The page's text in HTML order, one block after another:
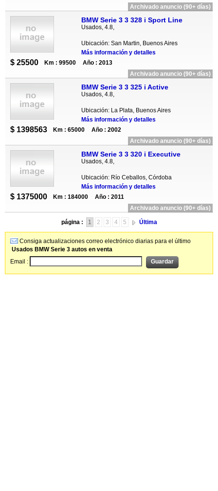
Archivado anuncio (90+ días)
BMW Serie 3 3 328 i Sport Line
Usados, 4.8,
Ubicación: San Martin, Buenos Aires
Más información y detalles
$ 25500 Km : 99500
Año : 2013
Archivado anuncio (90+ días)
BMW Serie 3 3 325 i Active
Usados, 4.8,
Ubicación: La Plata, Buenos Aires
Más información y detalles
$ 1398563 Km : 65000
Año : 2002
Archivado anuncio (90+ días)
BMW Serie 3 3 320 i Executive
Usados, 4.8,
Ubicación: Río Ceballos, Córdoba
Más información y detalles
$ 1375000 Km : 184000
Año : 2011
Archivado anuncio (90+ días)
página : 1 2 3 4 5 Última
Consiga actualizaciones correo electrónico diarias para el último
Usados BMW Serie 3 autos en venta
Email :